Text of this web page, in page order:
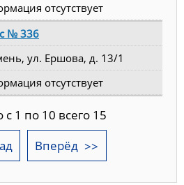
отсутствует
№ 336
ул. Ершова, д. 13/1
отсутствует
с 1 по 10 всего 15
Вперёд